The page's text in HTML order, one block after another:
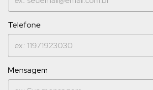
Telefone
Mensagem